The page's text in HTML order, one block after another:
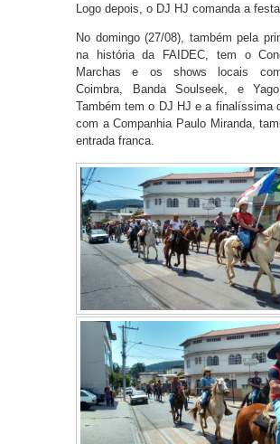
Logo depois, o DJ HJ comanda a
No domingo (27/08), também pela
na história da FAIDEC, tem o
Marchas e os shows locais
Coimbra, Banda Soulseek, e
Também tem o DJ HJ e a finalíssima
com a Companhia Paulo Miranda,
entrada franca.